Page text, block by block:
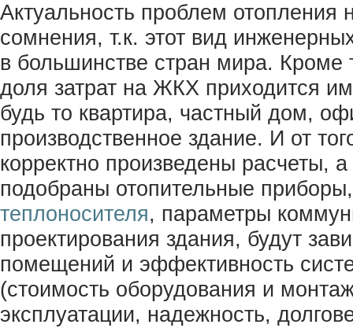
Актуальность проблем отопления
сомнения, т.к. этот вид
в большинстве стран мира. Кроме
доля затрат на ЖКХ приходится
будь то квартира, частный дом,
производственное здание. И от
корректно произведены расчеты,
подобраны отопительные
теплоносителя, параметры
проектирования здания, будут
помещений и эффективность
(стоимость оборудования и
эксплуатации, надежность,